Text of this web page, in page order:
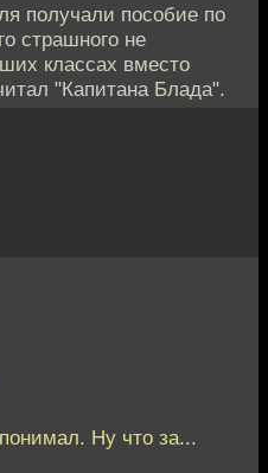
получали пособие по
страшного не
классах вместо
"Капитана Блада".
Ну что за...